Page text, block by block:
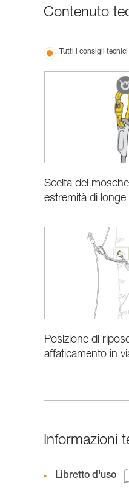
Contenuto
Tutti i consigli tecnici
Scelta del
estremità di
Posizione di
affaticamento in
Informazioni
Libretto d'uso